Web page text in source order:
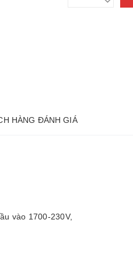
HÀNG ĐÁNH GIÁ
vào 1700-230V,